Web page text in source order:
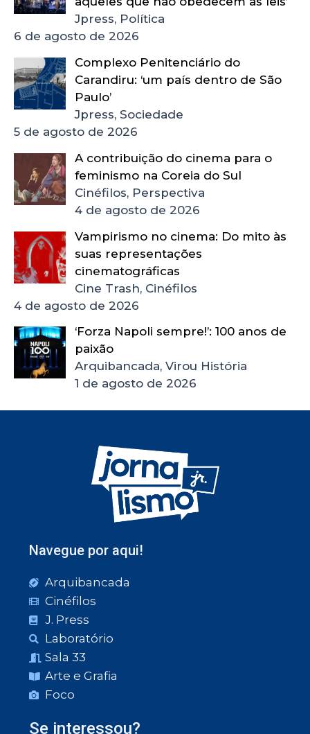
Jpress, Política
6 de agosto de 2026
Complexo Penitenciário do
Carandiru: ‘um país dentro de São
Paulo’
Jpress, Sociedade
5 de agosto de 2026
A contribuição do cinema para o
feminismo na Coreia do Sul
Cinéfilos, Perspectiva
4 de agosto de 2026
Vampirismo no cinema: Do mito às
suas representações
cinematográficas
Cine Trash, Cinéfilos
4 de agosto de 2026
‘Forza Napoli sempre!’: 100 anos de
paixão
Arquibancada, Virou História
1 de agosto de 2026
Navegue por aqui!
Arquibancada
Cinéfilos
J. Press
Laboratório
Sala 33
Arte e Grafia
Foco
Se interessou?